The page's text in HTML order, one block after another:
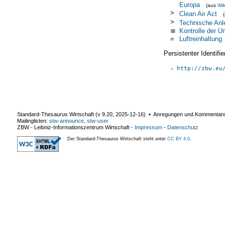
Europa
(aus
> Clean Air Act
>
Technische
≅ Kontrolle der
=
Luftreinhaltung
Persistenter
http://
Standard-Thesaurus Wirtschaft (v 9.20 2025-12-16) ▪ Anregungen und
Mailinglisten: stw-announce stw-user
ZBW - Leibniz-Informationszentrum Wirtschaft - Impressum - Datenschutz
Der Standard-Thesaurus Wirtschaft steht unter CC BY 4.0